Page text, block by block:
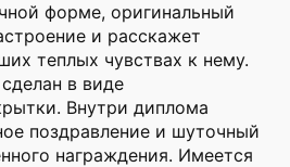
форме, оригинальный
и расскажет
теплых чувствах к нему.
в виде
Внутри диплома
поздравление и шуточный
награждения. Имеется